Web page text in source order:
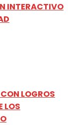
INTERACTIVO
LOGROS
LOS